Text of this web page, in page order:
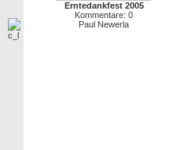
Erntedankfest 2005
Kommentare: 0
Paul Newerla